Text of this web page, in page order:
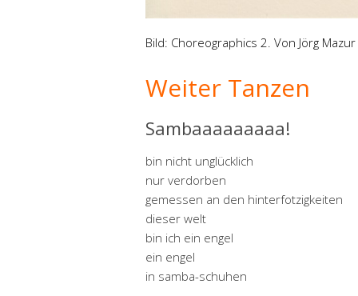
Bild: Choreographics 2. Von Jörg Mazur
Weiter Tanzen
Sambaaaaaaaaa!
bin nicht unglücklich
nur verdorben
gemessen an den hinterfotzigkeiten
dieser welt
bin ich ein engel
ein engel
in samba-schuhen